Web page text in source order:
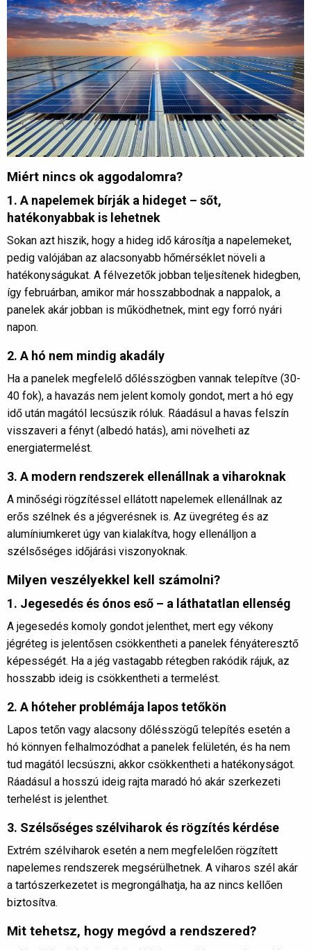
Miért nincs ok aggodalomra?
1. A napelemek bírják a hideget – sőt,
hatékonyabbak is lehetnek
Sokan azt hiszik, hogy a hideg idő károsítja a napelemeket,
pedig valójában az alacsonyabb hőmérséklet növeli a
hatékonyságukat. A félvezetők jobban teljesítenek hidegben,
így februárban, amikor már hosszabbodnak a nappalok, a
panelek akár jobban is működhetnek, mint egy forró nyári
napon.
2. A hó nem mindig akadály
Ha a panelek megfelelő dőlésszögben vannak telepítve (30-
40 fok), a havazás nem jelent komoly gondot, mert a hó egy
idő után magától lecsúszik róluk. Ráadásul a havas felszín
visszaveri a fényt (albedó hatás), ami növelheti az
energiatermelést.
3. A modern rendszerek ellenállnak a viharoknak
A minőségi rögzítéssel ellátott napelemek ellenállnak az
erős szélnek és a jégverésnek is. Az üvegréteg és az
alumíniumkeret úgy van kialakítva, hogy ellenálljon a
szélsőséges időjárási viszonyoknak.
Milyen veszélyekkel kell számolni?
1. Jegesedés és ónos eső – a láthatatlan ellenség
A jegesedés komoly gondot jelenthet, mert egy vékony
jégréteg is jelentősen csökkentheti a panelek fényáteresztő
képességét. Ha a jég vastagabb rétegben rakódik rájuk, az
hosszabb ideig is csökkentheti a termelést.
2. A hóteher problémája lapos tetőkön
Lapos tetőn vagy alacsony dőlésszögű telepítés esetén a
hó könnyen felhalmozódhat a panelek felületén, és ha nem
tud magától lecsúszni, akkor csökkentheti a hatékonyságot.
Ráadásul a hosszú ideig rajta maradó hó akár szerkezeti
terhelést is jelenthet.
3. Szélsőséges szélviharok és rögzítés kérdése
Extrém szélviharok esetén a nem megfelelően rögzített
napelemes rendszerek megsérülhetnek. A viharos szél akár
a tartószerkezetet is megrongálhatja, ha az nincs kellően
biztosítva.
Mit tehetsz, hogy megóvd a rendszered?